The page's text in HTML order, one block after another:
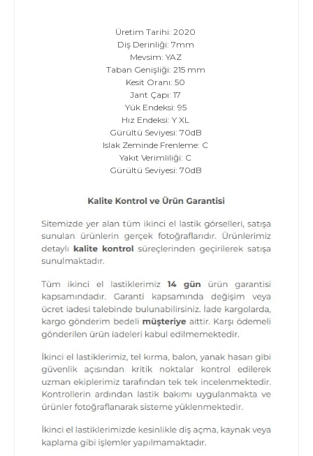
Üretim Tarihi: 2020
Diş Derinliği: 7mm
Mevsim: YAZ
Taban Genişliği: 215 mm
Kesit Oranı: 50
Jant Çapı: 17
Yük Endeksi: 95
Hız Endeksi: Y XL
Gürültü Seviyesi: 70dB
Islak Zeminde Frenleme: C
Yakıt Verimliliği: C
Gürültü Seviyesi: 70dB